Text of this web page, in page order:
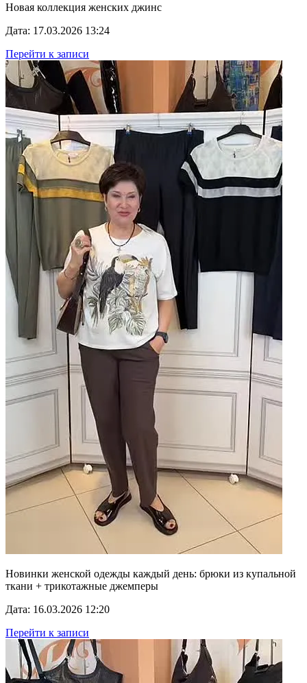
Новая коллекция женских джинс
Дата: 17.03.2026 13:24
Перейти к записи
Новинки женской одежды каждый день: брюки из купальной
ткани + трикотажные джемперы
Дата: 16.03.2026 12:20
Перейти к записи